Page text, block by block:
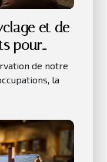
et de
pour
de notre
la